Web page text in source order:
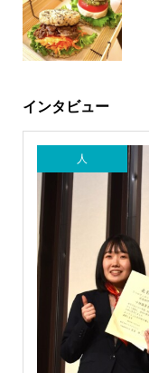
インタビュー
人